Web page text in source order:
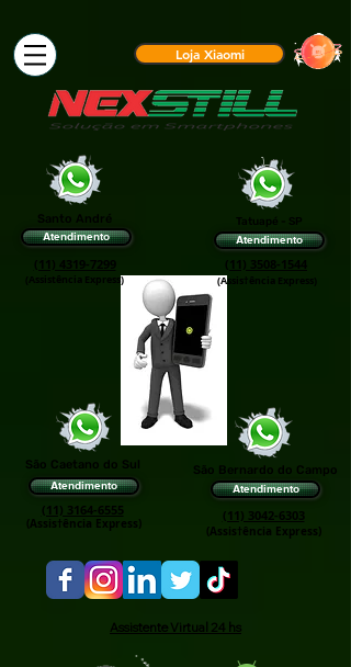
Loja Xiaomi
Santo André
Atendimento
(11) 4319-7299
(Assistência Express)
Tatuapé - SP
Atendimento
(11) 3508-1544
(Assis†ência Express)
São Bernardo do Campo
Atendimento
(11) 3042-6303
(Assis†ência Express)
São Caetano do Sul
Atendimento
(11) 3164-6555
(Assis†ência Express)
Assistente Virtual 24 hs